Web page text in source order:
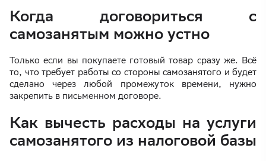
Когда договориться с
самозанятым можно устно
Только если вы покупаете готовый товар сразу же. Всё
то, что требует работы со стороны самозанятого и будет
сделано через любой промежуток времени, нужно
закрепить в письменном договоре.
Как вычесть расходы на услуги
самозанятого из налоговой базы